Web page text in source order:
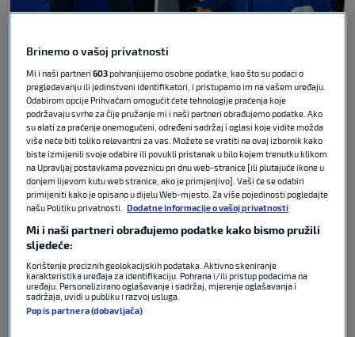
Hrvatska reprezentacija porazom je otvorila
Svjetsko prvenstvo.
Englezi su bili bolji 4:2, ali moglo je biti i puno gore s
obzirom na brojne prilike koje su stvorili Kane i
ekipa. Kako to biva, hrvatska igra analizirala se i u
Italiji, točnijeLa Gazzetta dello Sport, koja je
detaljno secirala igru hrvatskih nogometaša.
“Luka Modrić skrivio je kazneni udarac izgledajući
gotovo kao debitant. Nije to bila sretna utakmica za
njega, igrač Milana zamijenjen je nakon sat
vremena”, napisao je vodeći sportski list
Brinemo o vašoj privatnosti
Mi i naši partneri603pohranjujemo osobne podatke, kao što su podaci o
pregledavanju ili jedinstveni identifikatori, i pristupamo im na vašem uređaju.
Odabirom opcije Prihvaćam omogućit ćete tehnologije praćenja koje
podržavaju svrhe za čije pružanje mi i naši partneri obrađujemo podatke. Ako
su alati za praćenje onemogućeni, određeni sadržaj i oglasi koje vidite možda
više neće biti toliko relevantni za vas. Možete se vratiti na ovaj izbornik kako
biste izmijenili svoje odabire ili povukli pristanak u bilo kojem trenutku klikom
na Upravljaj postavkama poveznicu pri dnu web-stranice [ili plutajuće ikone u
donjem lijevom kutu web stranice, ako je primjenjivo]. Vaši će se odabiri
primijeniti kako je opisano u dijelu Web-mjesto. Za više pojedinosti pogledajte
našu Politiku privatnosti.
Dodatne informacije o vašoj privatnosti
Mi i naši partneri obrađujemo podatke kako bismo pružili
sljedeće:
Korištenje preciznih geolokacijskih podataka. Aktivno skeniranje
karakteristika uređaja za identifikaciju. Pohrana i/ili pristup podacima na
uređaju. Personalizirano oglašavanje i sadržaj, mjerenje oglašavanja i
sadržaja, uvidi u publiku i razvoj usluga.
Popis partnera (dobavljača)